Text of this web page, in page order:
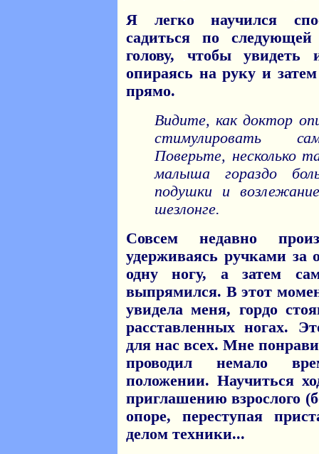
Я легко научился
садиться по
голову, чтобы
опираясь на руку и
прямо.
Видите, как доктор
стимулировать
Поверьте, несколько
малыша гораздо
подушки и
шезлонге.
Совсем недавно
удерживаясь ручками за
одну ногу, а затем
выпрямился. В этот
увидела меня, гордо
расставленных ногах.
для нас всех. Мне
проводил немало
положении. Научиться
приглашению взрослого
опоре, переступая
делом техники...